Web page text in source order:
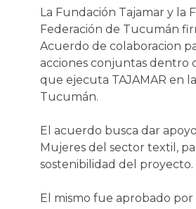
La Fundación Tajamar y la
Federación de Tucumán
Acuerdo de colaboracion
acciones conjuntas dentro
que ejecuta TAJAMAR en
Tucumán.
El acuerdo busca dar
Mujeres del sector textil,
sostenibilidad del proyecto.
El mismo fue aprobado por